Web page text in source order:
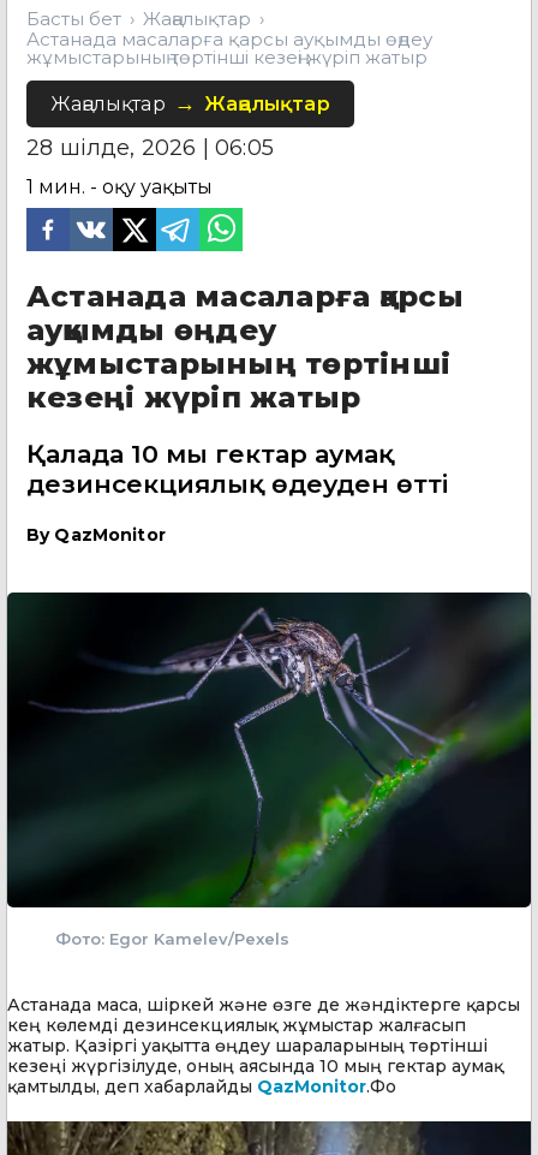
Басты бет
Жаңалықтар
Астанада масаларға қарсы ауқымды өңдеу
жұмыстарының төртінші кезеңі жүріп жатыр
Жаңалықтар Жаңалықтар
28 шілде, 2026 | 06:05
1 мин. - оқу уақыты
Астанада масаларға қарсы
ауқымды өңдеу
жұмыстарының төртінші
кезеңі жүріп жатыр
Қалада 10 мың гектар аумақ
дезинсекциялық өңдеуден өтті
By QazMonitor
Фото: Egor Kamelev/Pexels
Астанада маса, шіркей және өзге де жәндіктерге қарсы
кең көлемді дезинсекциялық жұмыстар жалғасып
жатыр. Қазіргі уақытта өңдеу шараларының төртінші
кезеңі жүргізілуде, оның аясында 10 мың гектар аумақ
қамтылды, деп хабарлайды QazMonitor.Фо